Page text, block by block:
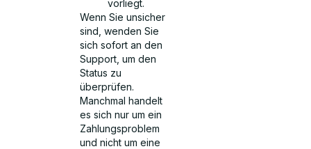
vorliegt.
Wenn Sie unsicher
sind, wenden Sie
sich sofort an den
Support, um den
Status zu
überprüfen.
Manchmal handelt
es sich nur um ein
Zahlungsproblem
und nicht um eine